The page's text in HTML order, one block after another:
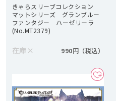
きゃらスリーブコレクション
マットシリーズ グランブルー
ファンタジー ハーゼリーラ
(No.MT2379)
在庫 × 990円